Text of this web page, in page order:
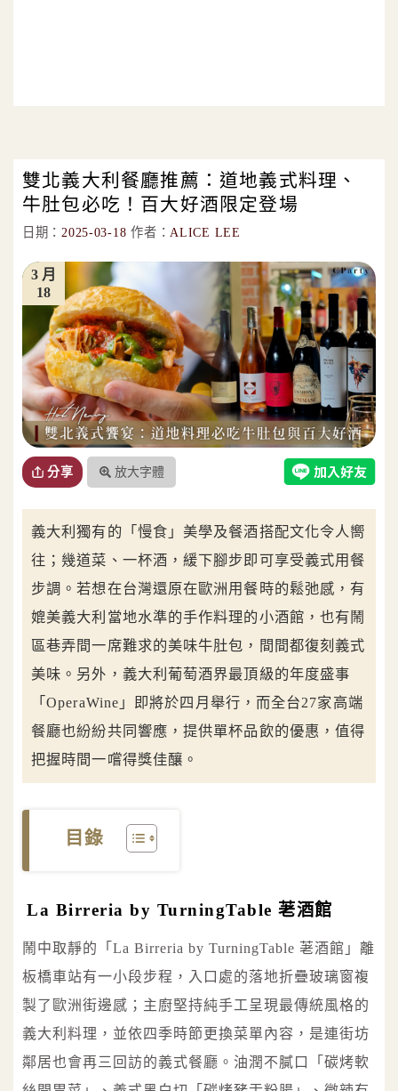
雙北義大利餐廳推薦：道地義式料理、
牛肚包必吃！百大好酒限定登場
日期： 2025-03-18 作者： ALICE LEE
18
3 月
分享 放大字體
義大利獨有的「慢食」美學及餐酒搭配文化令人嚮
往；幾道菜、一杯酒，緩下腳步即可享受義式用餐
步調。若想在台灣還原在歐洲用餐時的鬆弛感，有
媲美義大利當地水準的手作料理的小酒館，也有鬧
區巷弄間一席難求的美味牛肚包，間間都復刻義式
美味。另外，義大利葡萄酒界最頂級的年度盛事
「OperaWine」即將於四月舉行，而全台27家高端
餐廳也紛紛共同響應，提供單杯品飲的優惠，值得
把握時間一嚐得獎佳釀。
目錄
La Birreria by TurningTable 荖酒館
鬧中取靜的「La Birreria by TurningTable 荖酒館」離
板橋車站有一小段步程，入口處的落地折疊玻璃窗複
製了歐洲街邊感；主廚堅持純手工呈現最傳統風格的
義大利料理，並依四季時節更換菜單內容，是連街坊
鄰居也會再三回訪的義式餐廳。油潤不膩口「碳烤軟